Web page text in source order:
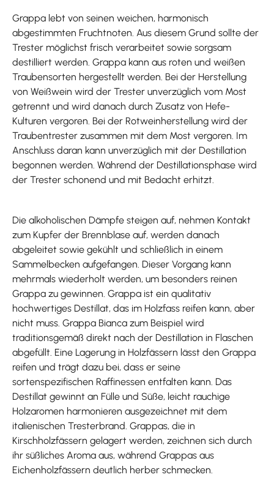
Grappa lebt von seinen weichen, harmonisch
abgestimmten Fruchtnoten. Aus diesem Grund sollte der
Trester möglichst frisch verarbeitet sowie sorgsam
destilliert werden. Grappa kann aus roten und weißen
Traubensorten hergestellt werden. Bei der Herstellung
von Weißwein wird der Trester unverzüglich vom Most
getrennt und wird danach durch Zusatz von Hefe-
Kulturen vergoren. Bei der Rotweinherstellung wird der
Traubentrester zusammen mit dem Most vergoren. Im
Anschluss daran kann unverzüglich mit der Destillation
begonnen werden. Während der Destillationsphase wird
der Trester schonend und mit Bedacht erhitzt.
Die alkoholischen Dämpfe steigen auf, nehmen Kontakt
zum Kupfer der Brennblase auf, werden danach
abgeleitet sowie gekühlt und schließlich in einem
Sammelbecken aufgefangen. Dieser Vorgang kann
mehrmals wiederholt werden, um besonders reinen
Grappa zu gewinnen. Grappa ist ein qualitativ
hochwertiges Destillat, das im Holzfass reifen kann, aber
nicht muss. Grappa Bianca zum Beispiel wird
traditionsgemäß direkt nach der Destillation in Flaschen
abgefüllt. Eine Lagerung in Holzfässern lässt den Grappa
reifen und trägt dazu bei, dass er seine
sortenspezifischen Raffinessen entfalten kann. Das
Destillat gewinnt an Fülle und Süße, leicht rauchige
Holzaromen harmonieren ausgezeichnet mit dem
italienischen Tresterbrand. Grappas, die in
Kirschholzfässern gelagert werden, zeichnen sich durch
ihr süßliches Aroma aus, während Grappas aus
Eichenholzfässern deutlich herber schmecken.